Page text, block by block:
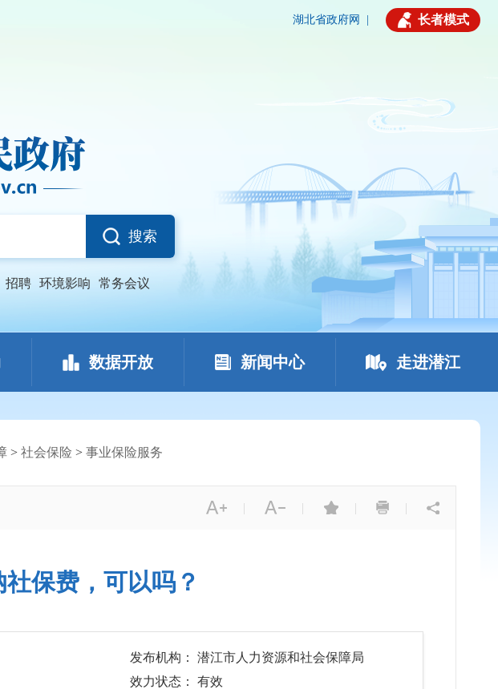
湖北省政府网 长者模式
搜索
招聘 环境影响 常务会议
数据开放 新闻中心 走进潜江
> 社会保险 > 事业保险服务
| | | |
保费，可以吗？
发布机构： 潜江市人力资源和社会保障局
效力状态： 有效